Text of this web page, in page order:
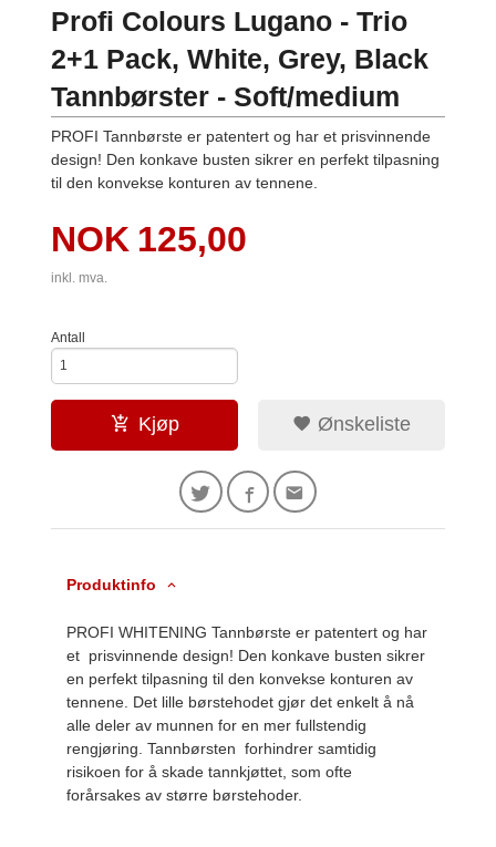
Profi Colours Lugano - Trio
2+1 Pack, White, Grey, Black
Tannbørster - Soft/medium
PROFI Tannbørste er patentert og har et prisvinnende
design! Den konkave busten sikrer en perfekt tilpasning
til den konvekse konturen av tennene.
Pris
NOK 125,00
inkl. mva.
Antall
Kjøp Ønskeliste
Produktinfo
PROFI WHITENING Tannbørste er patentert og har
et prisvinnende design! Den konkave busten sikrer
en perfekt tilpasning til den konvekse konturen av
tennene. Det lille børstehodet gjør det enkelt å nå
alle deler av munnen for en mer fullstendig
rengjøring. Tannbørsten forhindrer samtidig
risikoen for å skade tannkjøttet, som ofte
forårsakes av større børstehoder.